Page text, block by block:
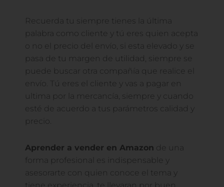
Recuerda tu siempre tienes la última
palabra como cliente y tú eres quien acepta
o no el precio del envío, si esta elevado y se
pasa de tu margen de utilidad, siempre se
puede buscar otra compañía que realice el
envío. Tú eres el cliente y vas a pagar en
ultima por la mercancía, siempre y cuando
esté de acuerdo a tus parámetros calidad y
precio.
Aprender a vender en Amazon de una
forma profesional es indispensable y
asesorarte con quien conoce el tema y